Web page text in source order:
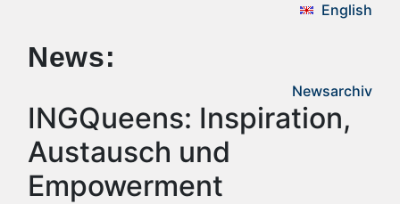
English
News:
Newsarchiv
INGQueens: Inspiration,
Austausch und
Empowerment